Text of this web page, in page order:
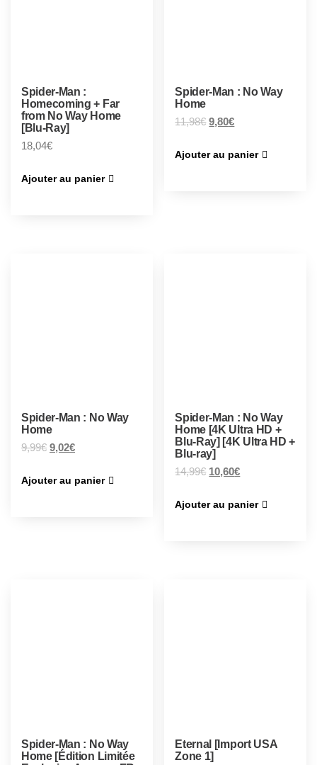
Spider-Man :
Homecoming + Far
from No Way Home
[Blu-Ray]
18,04€
Ajouter au panier
Spider-Man : No Way
Home
11,98€ 9,80€
Ajouter au panier
Spider-Man : No Way
Home
9,99€ 9,02€
Ajouter au panier
Spider-Man : No Way
Home [4K Ultra HD +
Blu-Ray] [4K Ultra HD +
Blu-ray]
14,99€ 10,60€
Ajouter au panier
Spider-Man : No Way
Home [Édition Limitée
Eternal [Import USA
Zone 1]